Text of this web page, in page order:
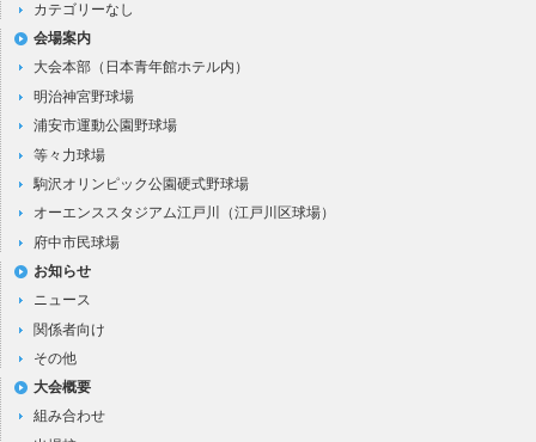
カテゴリーなし
会場案内
大会本部（日本青年館ホテル内）
明治神宮野球場
浦安市運動公園野球場
等々力球場
駒沢オリンピック公園硬式野球場
オーエンススタジアム江戸川（江戸川区球場）
府中市民球場
お知らせ
ニュース
関係者向け
その他
大会概要
組み合わせ